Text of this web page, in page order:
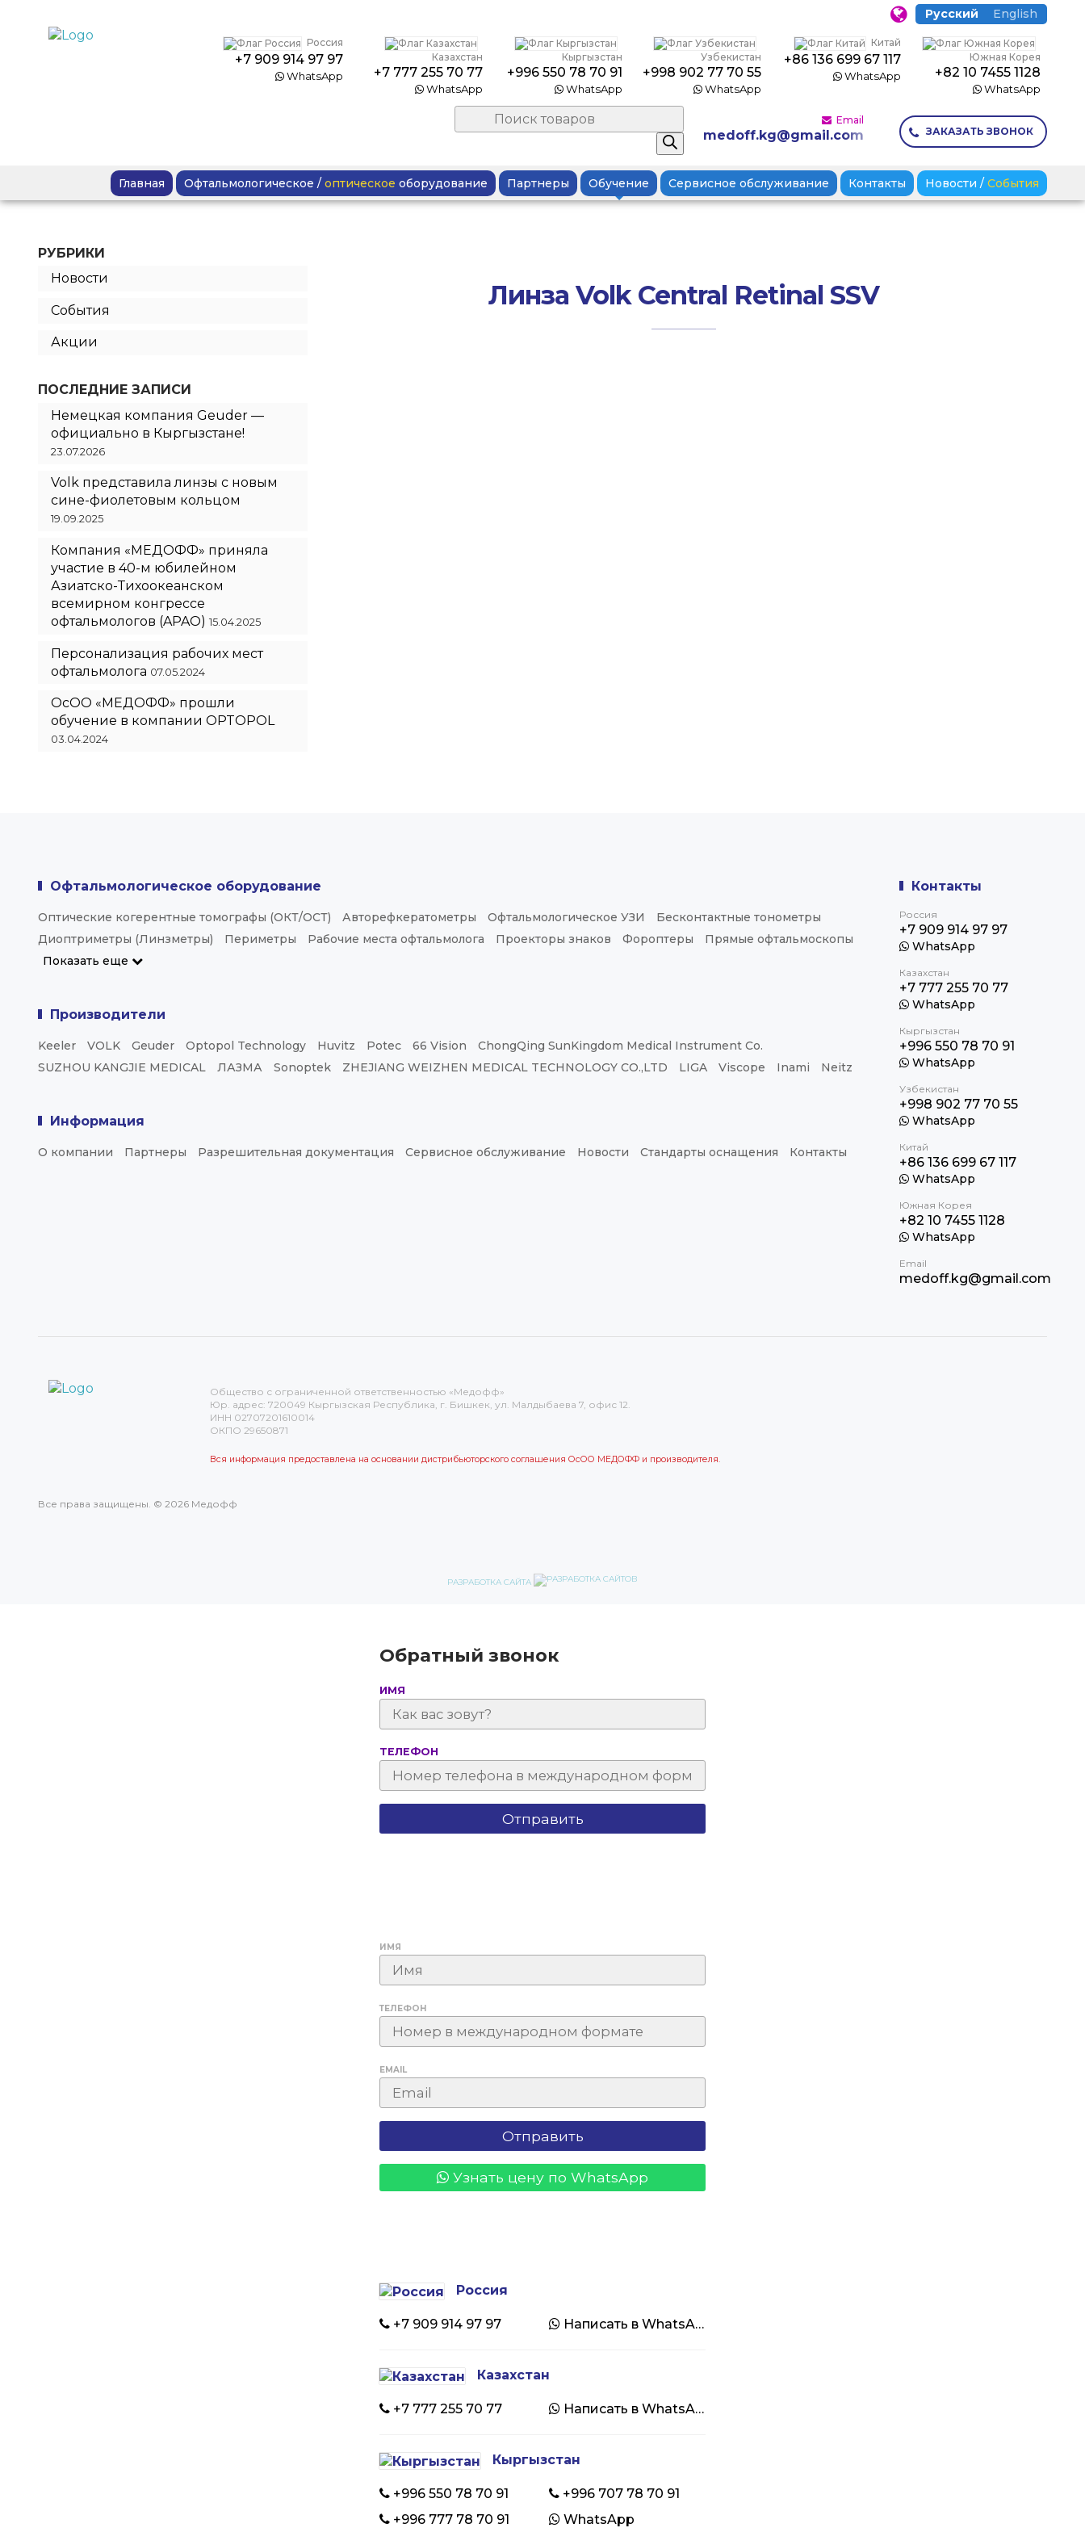
Русский English
Россия
+7 909 914 97 97
WhatsApp
Казахстан
+7 777 255 70 77
WhatsApp
Кыргызстан
+996 550 78 70 91
WhatsApp
Узбекистан
+998 902 77 70 55
WhatsApp
Китай
+86 136 699 67 117
WhatsApp
Южная Корея
+82 10 7455 1128
WhatsApp
Поиск
товаров
Email
medoff.kg@gmail.com ЗАКАЗАТЬ ЗВОНОК
Главная Офтальмологическое / оптическое оборудование Партнеры Обучение Сервисное обслуживание Контакты Новости / События
Линза Volk Central Retinal SSV
РУБРИКИ
Новости
События
Акции
ПОСЛЕДНИЕ ЗАПИСИ
Немецкая компания Geuder —
официально в Кыргызстане!
23.07.2026
Volk представила линзы с новым
сине-фиолетовым кольцом
19.09.2025
Компания «МЕДОФФ» приняла
участие в 40-м юбилейном
Азиатско-Тихоокеанском
всемирном конгрессе
офтальмологов (APAO) 15.04.2025
Персонализация рабочих мест
офтальмолога 07.05.2024
ОсОО «МЕДОФФ» прошли
обучение в компании OPTOPOL
03.04.2024
Офтальмологическое оборудование
Оптические когерентные томографы (ОКТ/ОСТ) Авторефкератометры Офтальмологическое УЗИ
Бесконтактные тонометры
Диоптриметры (Линзметры)
Периметры Рабочие места офтальмолога Проекторы знаков Фороптеры
Прямые офтальмоскопы
Показать еще
Производители
Keeler VOLK Geuder Optopol Technology Huvitz Potec 66 Vision
ChongQing SunKingdom Medical Instrument Co.
SUZHOU KANGJIE MEDICAL
ЛАЗМА Sonoptek ZHEJIANG WEIZHEN MEDICAL TECHNOLOGY CO.,LTD LIGA Viscope Inami Neitz
Информация
О компании Партнеры Разрешительная документация Сервисное обслуживание Новости Стандарты оснащения Контакты
Контакты
Россия
+7 909 914 97 97
WhatsApp
Казахстан
+7 777 255 70 77
WhatsApp
Кыргызстан
+996 550 78 70 91
WhatsApp
Узбекистан
+998 902 77 70 55
WhatsApp
Китай
+86 136 699 67 117
WhatsApp
Южная Корея
+82 10 7455 1128
WhatsApp
Email
medoff.kg@gmail.com
Общество с ограниченной ответственностью «Медофф»
Юр. адрес: 720049 Кыргызская Республика, г. Бишкек, ул. Малдыбаева 7, офис 12.
ИНН 02707201610014
ОКПО 29650871
Вся информация предоставлена на основании дистрибьюторского соглашения ОсОО МЕДОФФ и производителя.
Все права защищены. © 2026 Медофф
РАЗРАБОТКА САЙТА
Обратный звонок
ИМЯ
ТЕЛЕФОН
ИМЯ
ТЕЛЕФОН
EMAIL
Узнать цену по WhatsApp
Россия
+7 909 914 97 97 Написать в WhatsApp
Казахстан
+7 777 255 70 77 Написать в WhatsApp
Кыргызстан
+996 550 78 70 91
+996 707 78 70 91
+996 777 78 70 91
WhatsApp